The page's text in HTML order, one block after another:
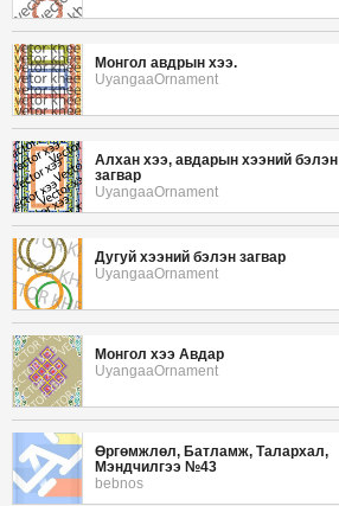
Монгол авдрын хээ.
UyangaaOrnament
Алхан хээ, авдарын хээний бэлэн
загвар
UyangaaOrnament
Дугуй хээний бэлэн загвар
UyangaaOrnament
Монгол хээ Авдар
UyangaaOrnament
Өргөмжлөл, Батламж, Талархал,
Мэндчилгээ №43
bebnos